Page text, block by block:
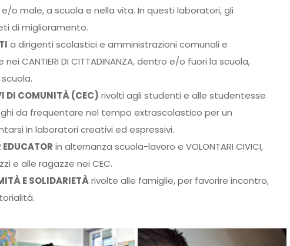
o male, a scuola e nella vita. In questi laboratori, gli
di miglioramento.
a dirigenti scolastici e amministrazioni comunali e
CANTIERI DI CITTADINANZA, dentro e/o fuori la scuola,
DI COMUNITÀ (CEC) rivolti agli studenti e alle studentesse
da frequentare nel tempo extrascolastico per un
in laboratori creativi ed espressivi.
in alternanza scuola-lavoro e VOLONTARI CIVICI,
e alle ragazze nei CEC.
E SOLIDARIETÀrivolte alle famiglie, per favorire incontro,